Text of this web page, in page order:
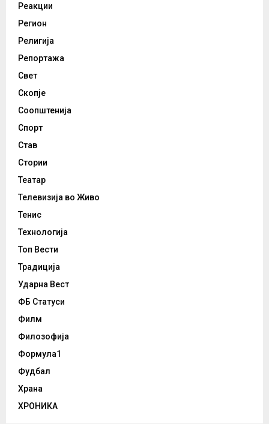
Реакции
Регион
Религија
Репортажа
Свет
Скопје
Соопштенија
Спорт
Став
Стории
Театар
Телевизија во Живо
Тенис
Технологија
Топ Вести
Традиција
Ударна Вест
ФБ Статуси
Филм
Филозофија
Формула1
Фудбал
Храна
ХРОНИКА